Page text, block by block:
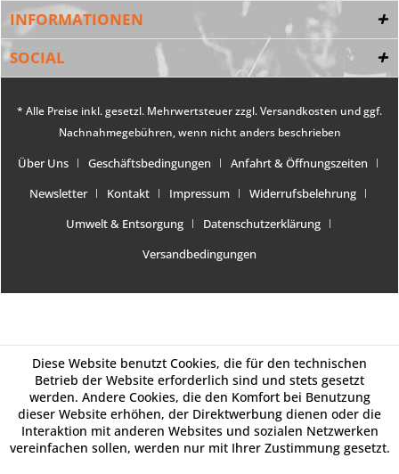
INFORMATIONEN
SOCIAL
* Alle Preise inkl. gesetzl. Mehrwertsteuer zzgl.Versandkosten und ggf.
Nachnahmegebühren, wenn nicht anders beschrieben
Über Uns Geschäftsbedingungen
Anfahrt & Öffnungszeiten
Newsletter
Kontakt Impressum
Widerrufsbelehrung
Umwelt & Entsorgung
Datenschutzerklärung
Versandbedingungen
Diese Website benutzt Cookies, die für den technischen
Betrieb der Website erforderlich sind und stets gesetzt
werden. Andere Cookies, die den Komfort bei Benutzung
dieser Website erhöhen, der Direktwerbung dienen oder die
Interaktion mit anderen Websites und sozialen Netzwerken
vereinfachen sollen, werden nur mit Ihrer Zustimmung gesetzt.